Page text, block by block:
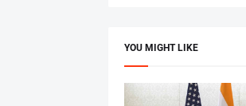
YOU MIGHT LIKE